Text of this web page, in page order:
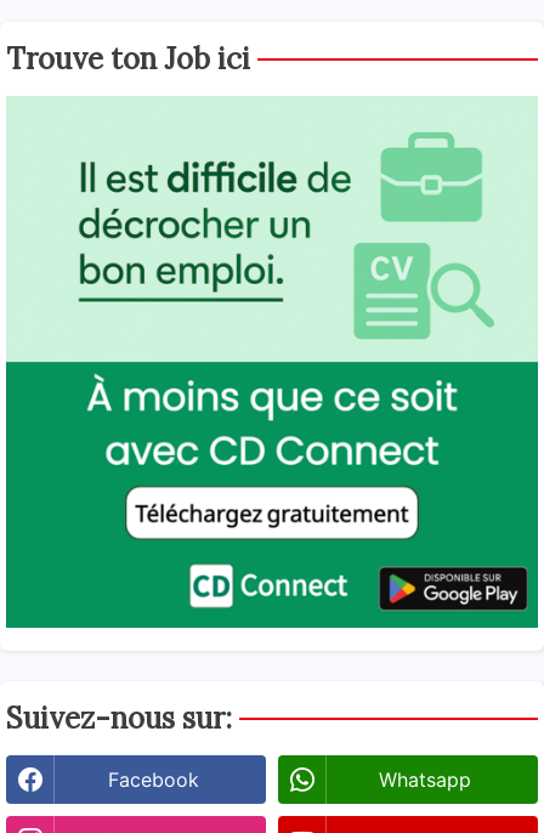
Trouve ton Job ici
Suivez-nous sur:
Facebook Whatsapp